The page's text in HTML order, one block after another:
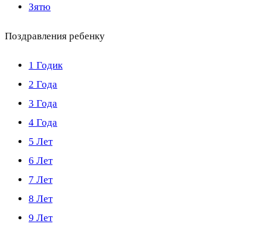
Зятю
Поздравления ребенку
1 Годик
2 Года
3 Года
4 Года
5 Лет
6 Лет
7 Лет
8 Лет
9 Лет